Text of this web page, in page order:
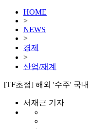
HOME
>
NEWS
>
경제
>
산업/재계
[TF초점] 해외 '수주' 국
서재근 기자